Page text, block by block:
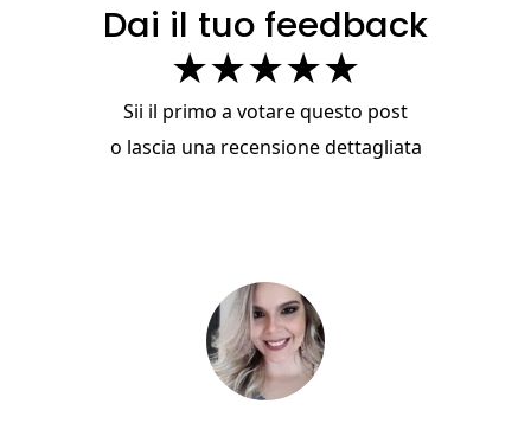
Dai il tuo feedback
★★★★★
Sii il primo a votare questo post
o lascia una recensione dettagliata